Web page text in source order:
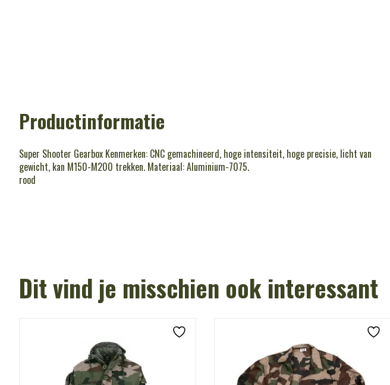
Productinformatie
Super Shooter Gearbox Kenmerken: CNC gemachineerd, hoge intensiteit, hoge precisie, licht van
gewicht, kan M150-M200 trekken. Materiaal: Aluminium-7075.
rood
Dit vind je misschien ook interessant